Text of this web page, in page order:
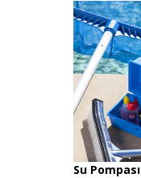
Su Pompası